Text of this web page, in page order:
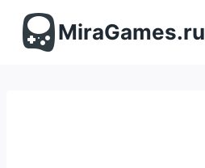
содержимомуMiraGames.ru